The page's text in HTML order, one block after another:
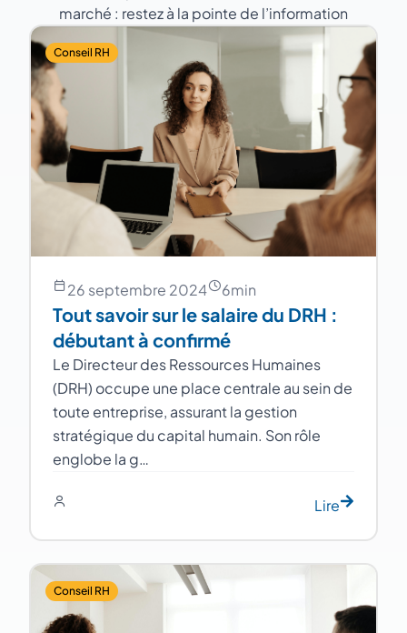
marché : restez à la pointe de l’information
Conseil RH
26 septembre 2024 6min
Tout savoir sur le salaire du DRH :
débutant à confirmé
Le Directeur des Ressources Humaines
(DRH) occupe une place centrale au sein de
toute entreprise, assurant la gestion
stratégique du capital humain. Son rôle
englobe la g…
Lire
Conseil RH